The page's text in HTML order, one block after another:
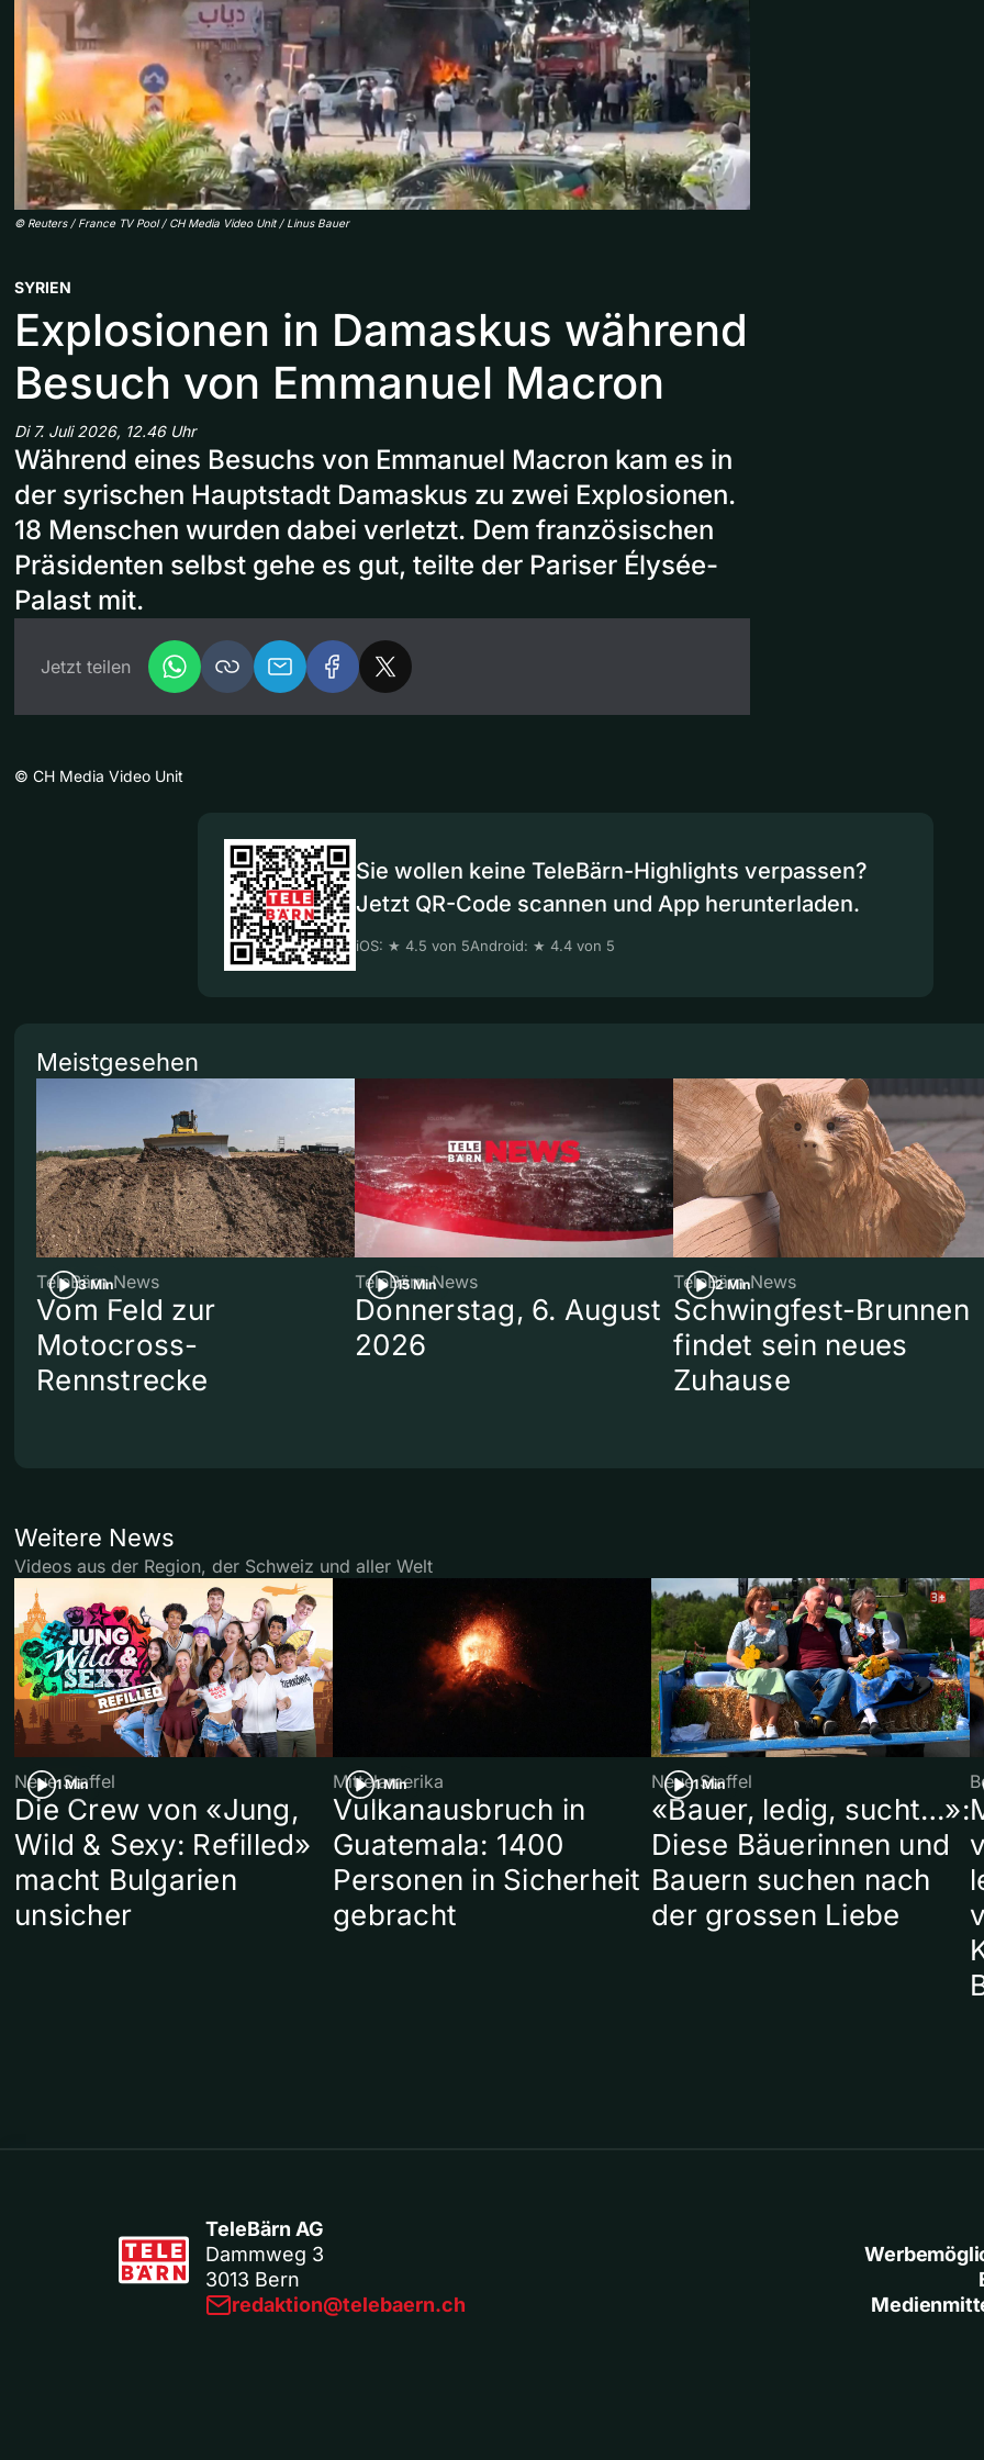
© Reuters / France TV Pool / CH Media Video Unit / Linus Bauer
SYRIEN
Explosionen in Damaskus während
Besuch von Emmanuel Macron
Di 7. Juli 2026, 12.46 Uhr
Während eines Besuchs von Emmanuel Macron kam es in
der syrischen Hauptstadt Damaskus zu zwei Explosionen.
18 Menschen wurden dabei verletzt. Dem französischen
Präsidenten selbst gehe es gut, teilte der Pariser Élysée-
Palast mit.
Jetzt teilen
© CH Media Video Unit
Sie wollen keine TeleBärn-Highlights verpassen?
Jetzt QR-Code scannen und App herunterladen.
iOS: ★ 4.5 von 5Android: ★ 4.4 von 5
Meistgesehen
3 Min
TeleBärn News
Vom Feld zur
Motocross-
Rennstrecke
15 Min
TeleBärn News
Donnerstag, 6. August
2026
2 Min
TeleBärn News
Schwingfest-Brunnen
findet sein neues
Zuhause
Weitere News
Videos aus der Region, der Schweiz und aller Welt
1 Min
Neue Staffel
Die Crew von «Jung,
Wild & Sexy: Refilled»
macht Bulgarien
unsicher
1 Min
Mittelamerika
Vulkanausbruch in
Guatemala: 1400
Personen in Sicherheit
gebracht
1 Min
Neue Staffel
«Bauer, ledig, sucht…»:
Diese Bäuerinnen und
Bauern suchen nach
der grossen Liebe
TeleBärn AG
Dammweg 3
3013 Bern
redaktion@telebaern.ch